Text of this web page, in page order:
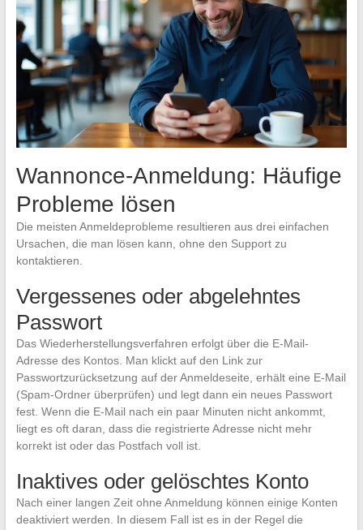
Wannonce-Anmeldung: Häufige
Probleme lösen
Die meisten Anmeldeprobleme resultieren aus drei einfachen
Ursachen, die man lösen kann, ohne den Support zu
kontaktieren.
Vergessenes oder abgelehntes
Passwort
Das Wiederherstellungsverfahren erfolgt über die E-Mail-
Adresse des Kontos. Man klickt auf den Link zur
Passwortzurücksetzung auf der Anmeldeseite, erhält eine E-Mail
(Spam-Ordner überprüfen) und legt dann ein neues Passwort
fest. Wenn die E-Mail nach ein paar Minuten nicht ankommt,
liegt es oft daran, dass die registrierte Adresse nicht mehr
korrekt ist oder das Postfach voll ist.
Inaktives oder gelöschtes Konto
Nach einer langen Zeit ohne Anmeldung können einige Konten
deaktiviert werden. In diesem Fall ist es in der Regel die